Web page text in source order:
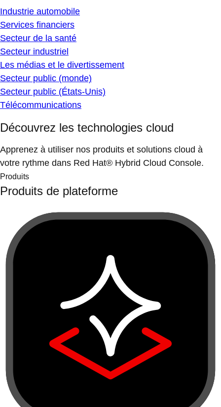
Industrie automobile
Services financiers
Secteur de la santé
Secteur industriel
Les médias et le divertissement
Secteur public (monde)
Secteur public (États-Unis)
Télécommunications
Découvrez les technologies cloud
Apprenez à utiliser nos produits et solutions cloud à
votre rythme dans Red Hat® Hybrid Cloud Console.
Produits
Produits de plateforme